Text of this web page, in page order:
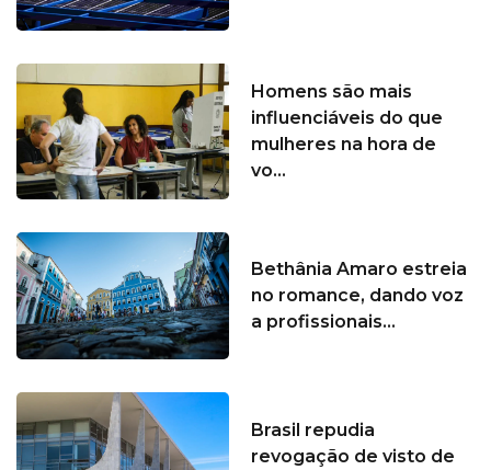
Homens são mais
influenciáveis do que
mulheres na hora de
vo...
Bethânia Amaro estreia
no romance, dando voz
a profissionais...
Brasil repudia
revogação de visto de